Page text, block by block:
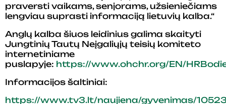
praversti vaikams, senjorams, užsieniečiams
lengviau suprasti informaciją lietuvių kalba.“
Anglų kalba šiuos leidinius galima skaityti
Jungtinių Tautų Neįgaliųjų teisių komiteto
internetiniame
puslapyje: https://www.ohchr.org/EN/
Informacijos šaltiniai:
https://www.tv3.lt/naujiena/gyvenimas/